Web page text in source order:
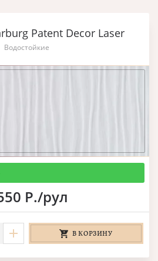
Patent Decor Laser
Водостойкие
Р./рул
В КОРЗИНУ